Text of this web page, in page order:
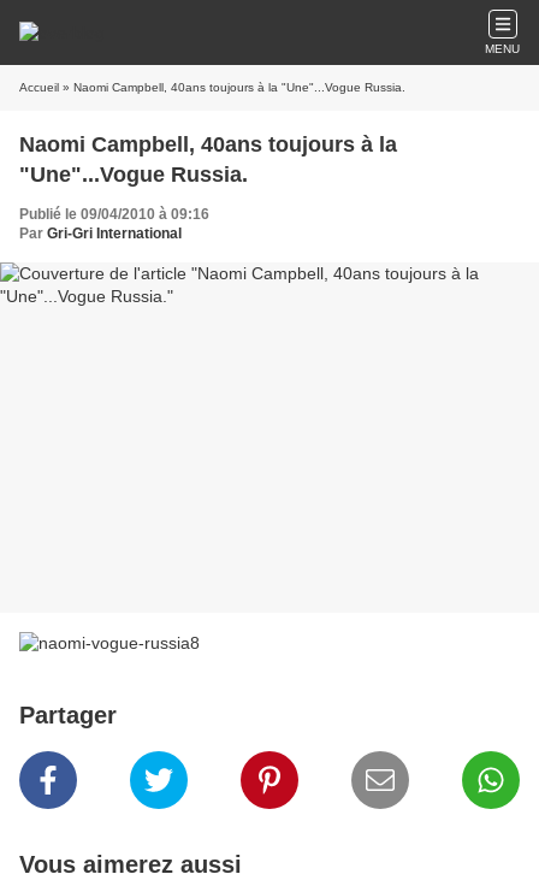
MENU
Accueil » Naomi Campbell, 40ans toujours à la "Une"...Vogue Russia.
Naomi Campbell, 40ans toujours à la
"Une"...Vogue Russia.
Publié le 09/04/2010 à 09:16
Par Gri-Gri International
Partager
Vous aimerez aussi